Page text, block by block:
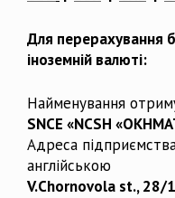
Для перерахування
іноземній валюті:
Найменування
SNCE «NCSH
Адреса
англійською
V.Chornovola st., 28/